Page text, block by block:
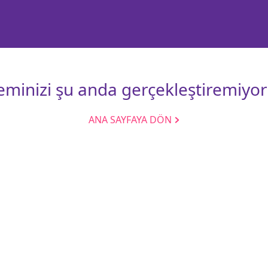
şu anda
ANA SAYFAYA DÖN